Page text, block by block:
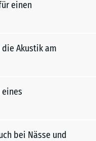
einen
Akustik am
bei Nässe und